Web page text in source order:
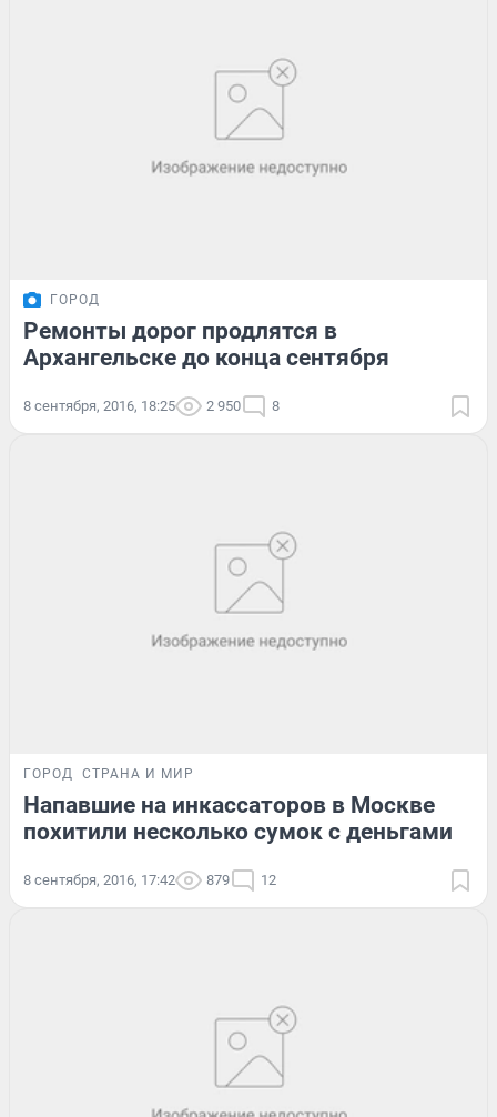
ГОРОД
Ремонты дорог продлятся в
Архангельске до конца сентября
8 сентября, 2016, 18:25 2 950 8
ГОРОД СТРАНА И МИР
Напавшие на инкассаторов в Москве
похитили несколько сумок с деньгами
8 сентября, 2016, 17:42 879 12